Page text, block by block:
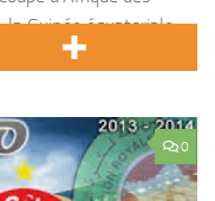
la Guinée équatoriale ,
0